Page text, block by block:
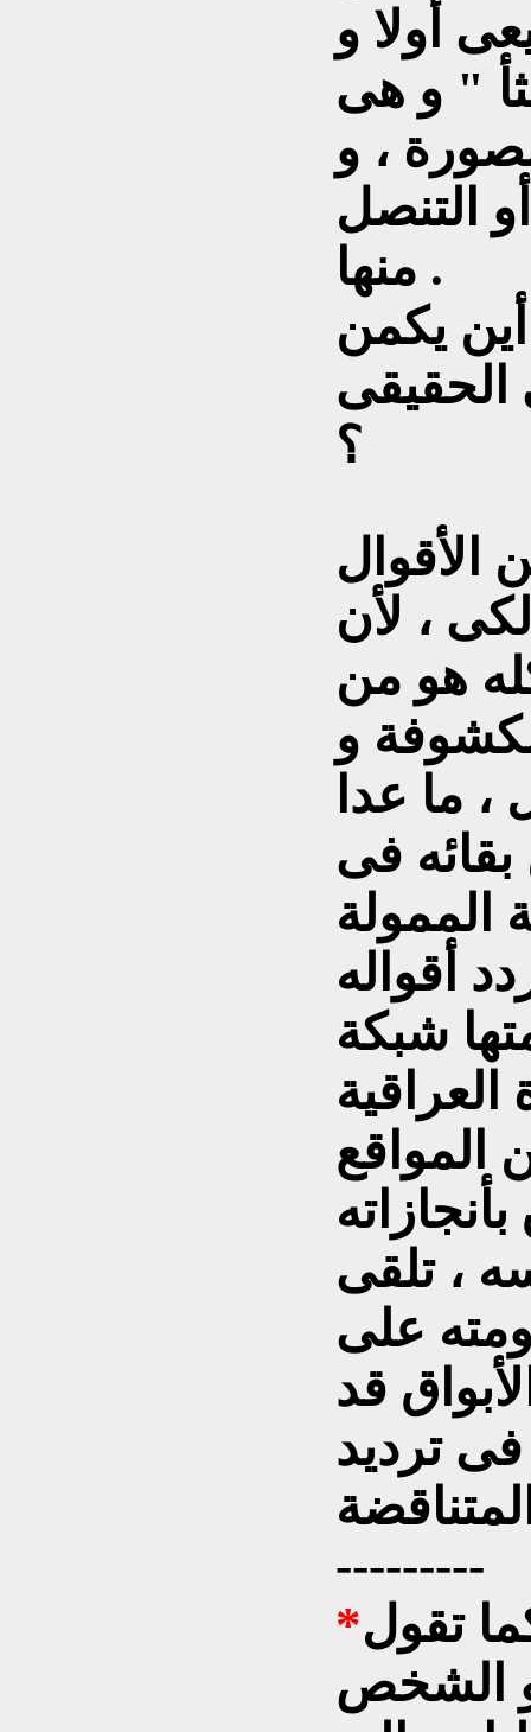
أولا و
" و هى
، و
التنصل
منها .
يكمن
الحقيقى
؟
الأقوال
، لأن
هو من
و
ما عدا
بقائه فى
الممولة
أقواله
شبكة
العراقية
المواقع
، تلقى
على
قد
ترديد
---------
تقول
الشخص